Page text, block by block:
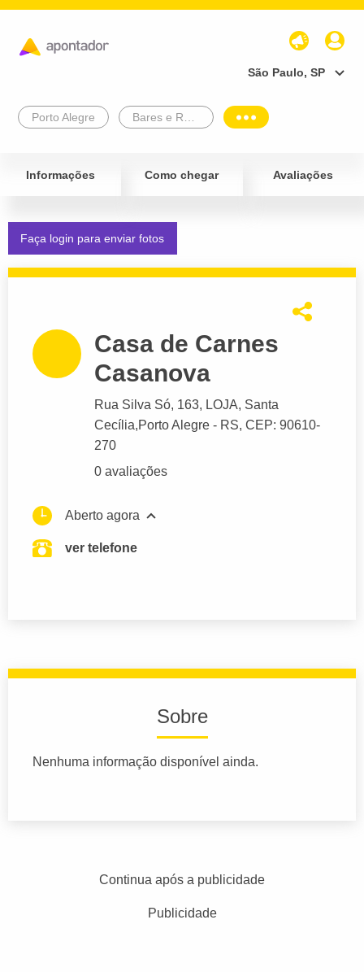
São Paulo, SP
Porto Alegre
Informações Como chegar Avaliações
Faça login para enviar fotos
Casa de Carnes
Casanova
Rua Silva Só, 163, LOJA, Santa
Cecília,Porto Alegre - RS, CEP: 90610-
270
0 avaliações
Aberto agora
ver telefone
Sobre
Nenhuma informação disponível ainda.
Continua após a publicidade
Publicidade